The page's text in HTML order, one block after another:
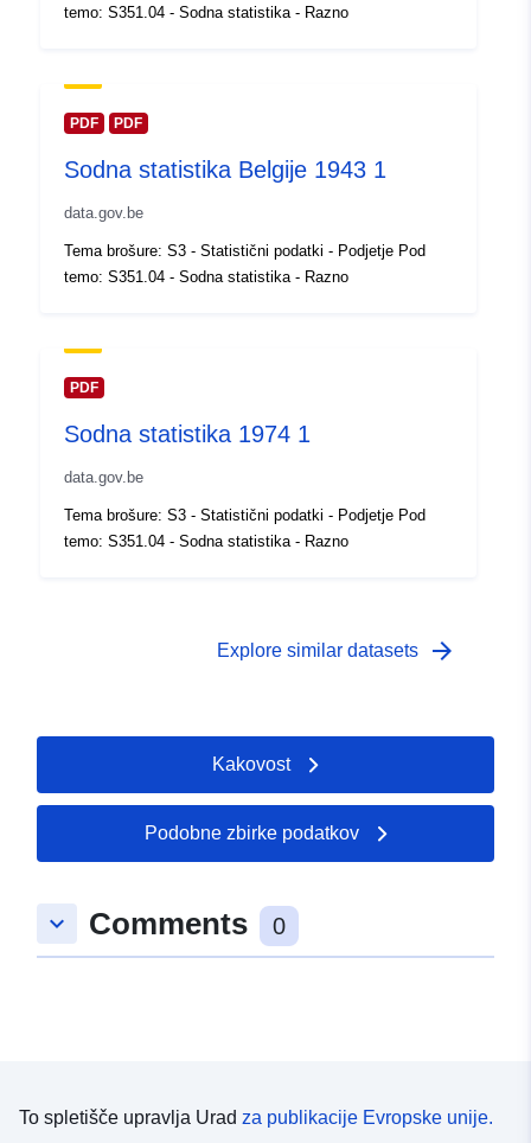
Prostorski:
Tip: Polygon
Identifikatorji: Q14068#ID
Pravice za
Časovna
temo: S351.04 - Sodna statistika - Razno
PDF PDF
Sodna statistika Belgije 1943 1
data.gov.be
Tema brošure: S3 - Statistični podatki - Podjetje Pod
temo: S351.04 - Sodna statistika - Razno
PDF
Sodna statistika 1974 1
data.gov.be
Tema brošure: S3 - Statistični podatki - Podjetje Pod
temo: S351.04 - Sodna statistika - Razno
Explore similar datasets arrow_forward
Kakovost
Podobne zbirke podatkov
keyboard_arrow_down Comments 0
To spletišče upravlja Urad za publikacije Evropske unije.